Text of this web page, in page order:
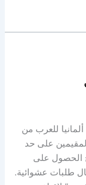
للعرب من
على حد
الحصول على
طلبات عشوائية.